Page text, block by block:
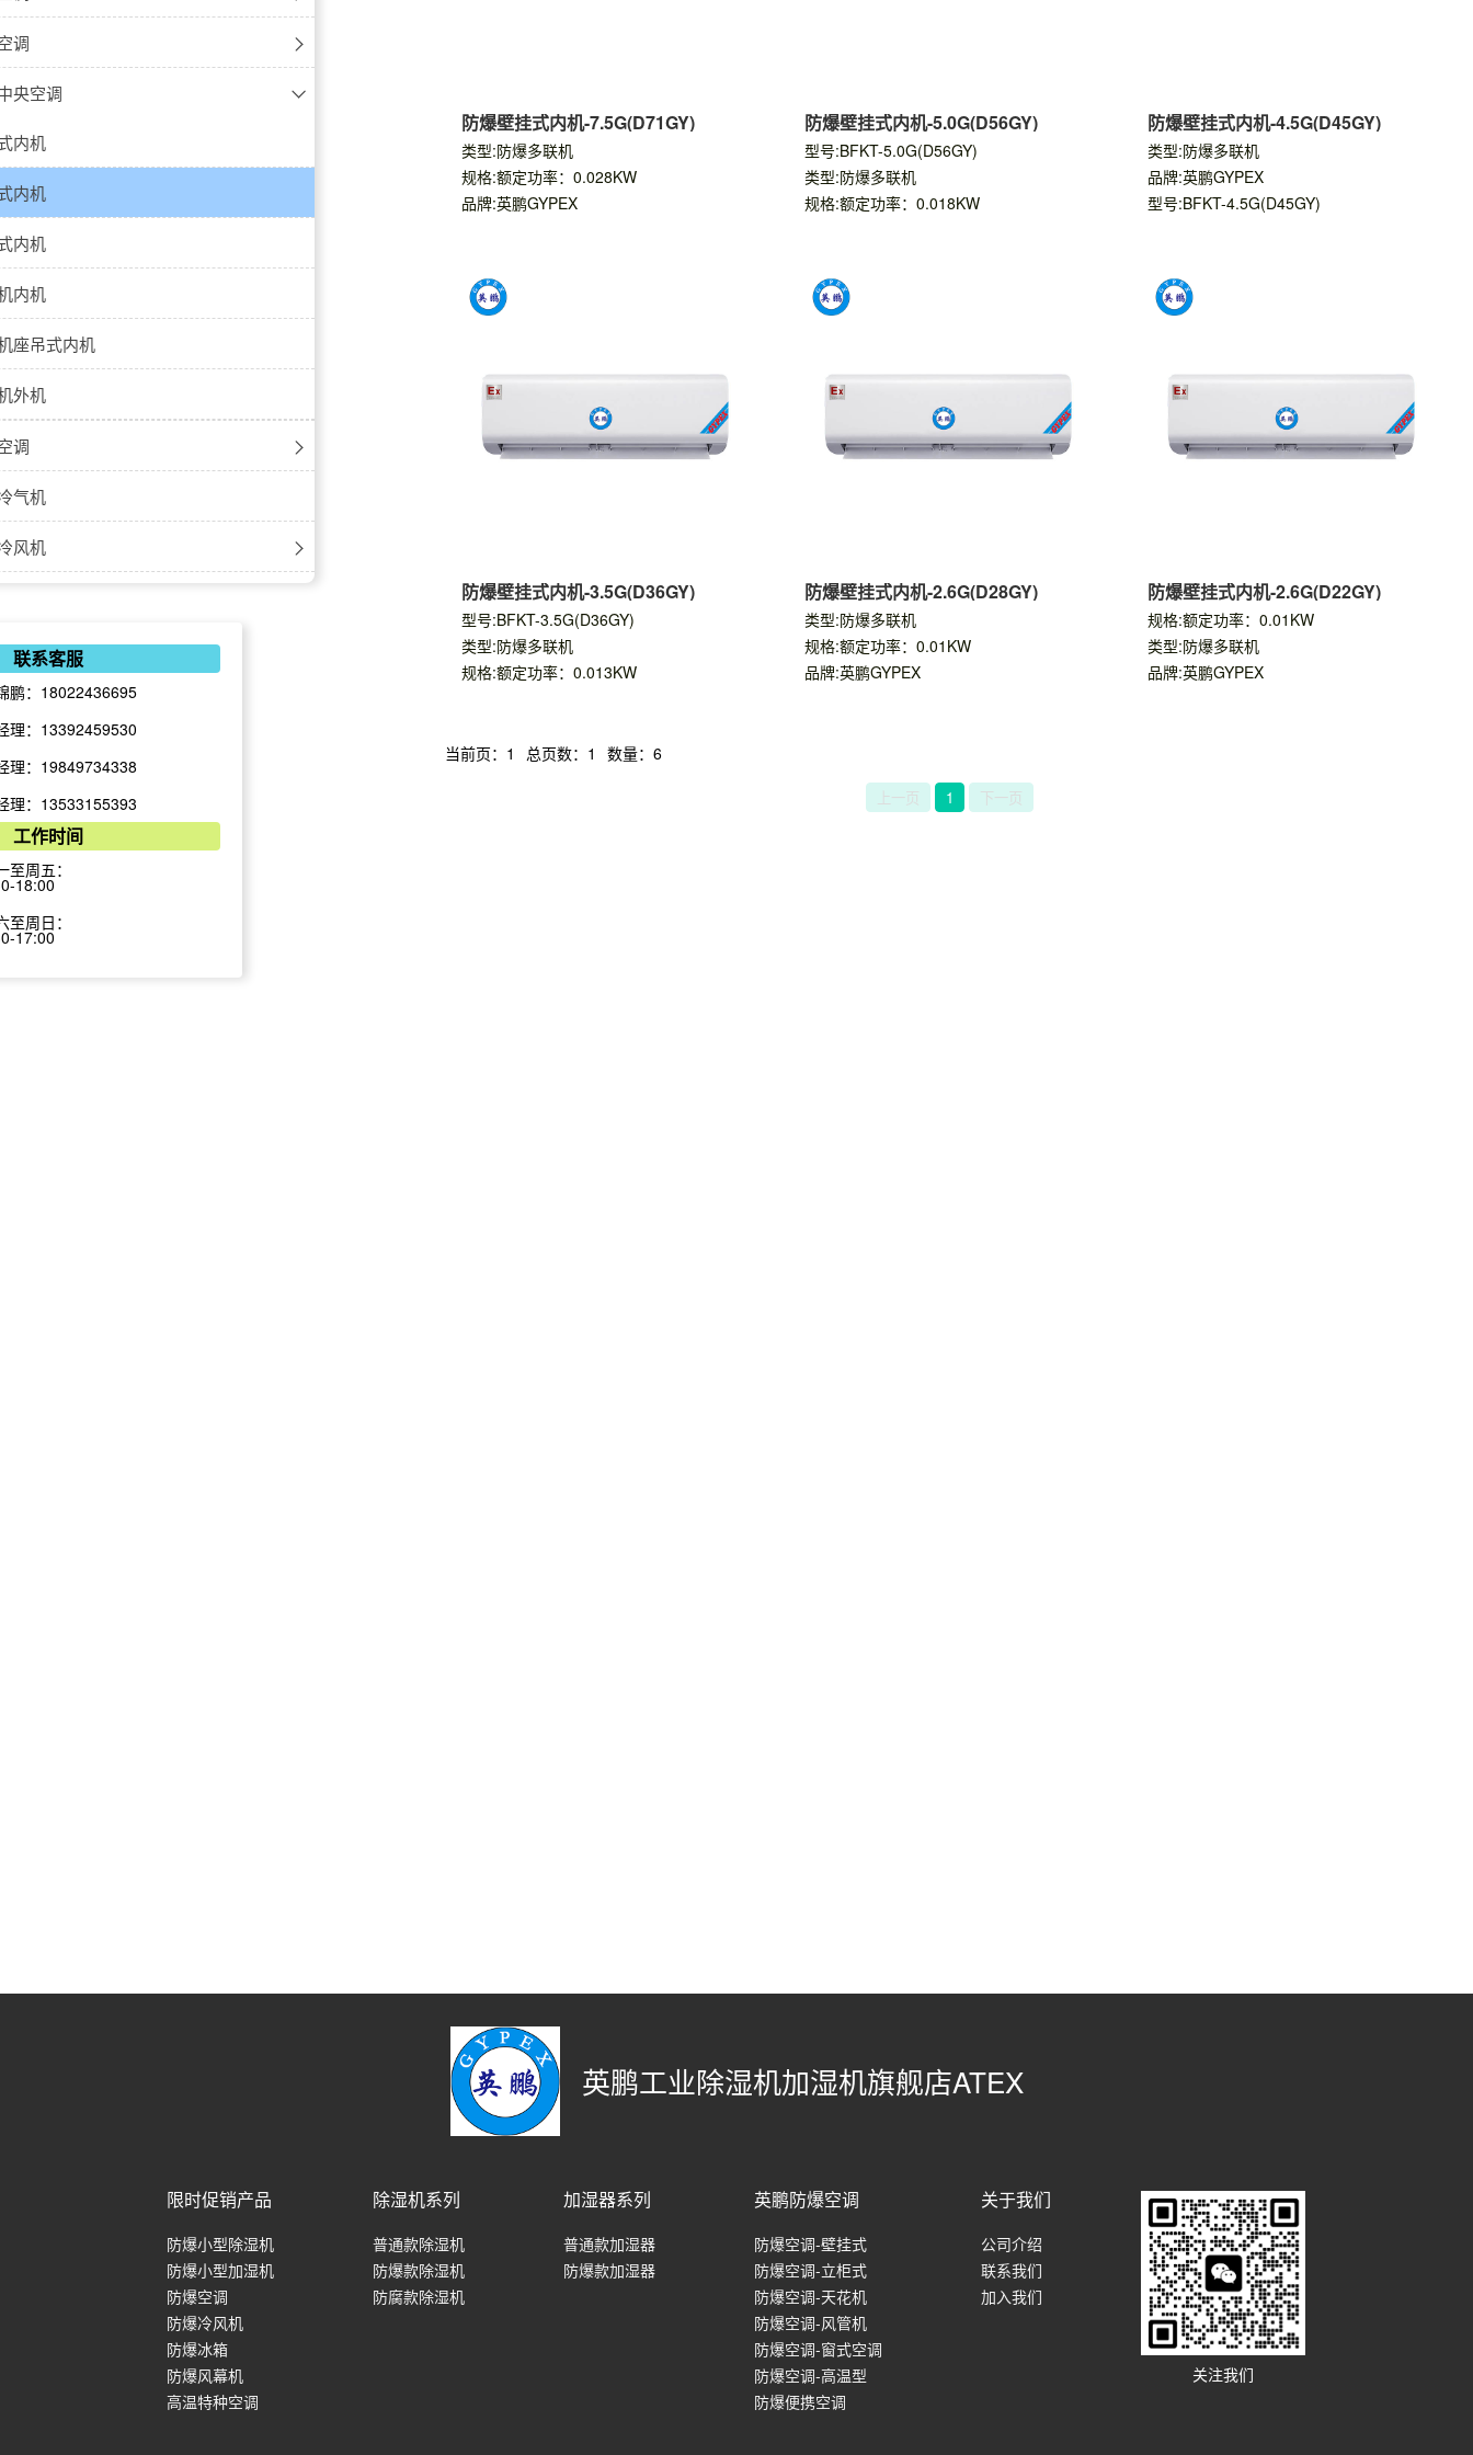
联系客服
鹏：18022436695
理：13392459530
理：19849734338
理：13533155393
工作时间
至周五：
18:00
至周日：
17:00
调
湿机
除湿机
机
湿机
湿机
降温除湿机
降温除湿机
除湿机
除湿机
湿机组
湿机
机
除湿机
降温除湿机
降温除湿机
调温除湿机
器
湿机
器
加湿器
湿器
雾加湿器
挂式
柜式
花机
管机
式空调
温型
调
调
挂式
柜式
花式
管式
式
央空调
内机
内机
内机
内机
座吊式内机
外机
调
气机
风机
机
量
自然风
机
机
机
扇
吊扇
调
温恒湿机
湿机组空调-立柜式
湿机组空调-吊顶式
库机组
空调
防爆壁挂式内机-7.5G(D71GY)
类型:防爆多联机
规格:额定功率：0.028KW
品牌:英鹏GYPEX
防爆壁挂式内机-5.0G(D56GY)
型号:BFKT-5.0G(D56GY)
类型:防爆多联机
规格:额定功率：0.018KW
防爆壁挂式内机-4.5G(D45GY)
类型:防爆多联机
品牌:英鹏GYPEX
型号:BFKT-4.5G(D45GY)
防爆壁挂式内机-3.5G(D36GY)
型号:BFKT-3.5G(D36GY)
类型:防爆多联机
规格:额定功率：0.013KW
防爆壁挂式内机-2.6G(D28GY)
类型:防爆多联机
规格:额定功率：0.01KW
品牌:英鹏GYPEX
防爆壁挂式内机-2.6G(D22GY)
规格:额定功率：0.01KW
类型:防爆多联机
品牌:英鹏GYPEX
当前页：1 总页数：1 数量：6
上一页 1 下一页
英鹏工业除湿机加湿机旗舰店ATEX
限时促销产品
防爆小型除湿机
防爆小型加湿机
防爆空调
防爆冷风机
防爆冰箱
防爆风幕机
高温特种空调
除湿机系列
普通款除湿机
防爆款除湿机
防腐款除湿机
加湿器系列
普通款加湿器
防爆款加湿器
英鹏防爆空调
防爆空调-壁挂式
防爆空调-立柜式
防爆空调-天花机
防爆空调-风管机
防爆空调-窗式空调
防爆空调-高温型
防爆便携空调
关于我们
公司介绍
联系我们
加入我们
关注我们